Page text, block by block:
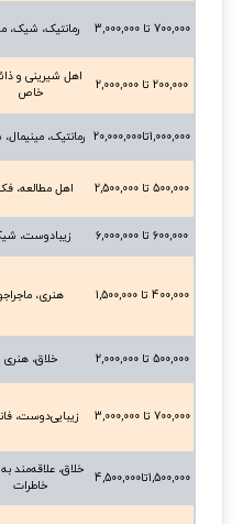
رمانتیک، شیک، 700,000 تا 3,000,000
اهل شیرینی و
خاص
200,000 تا 2,000,000
رمانتیک، 1,000,000تا20,000,000
اهل مطالعه، 500,000 تا 2,500,000
زیبا‌دوست،
600,000 تا 6,000,000
هنری، 400,000 تا 1,500,000
خلاق، هنری 500,000 تا 2,000,000
زیبایی‌دوست، 700,000 تا 3,000,000
خلاق، علاقه‌مند
خاطرات
1,500,000تا4,500,000